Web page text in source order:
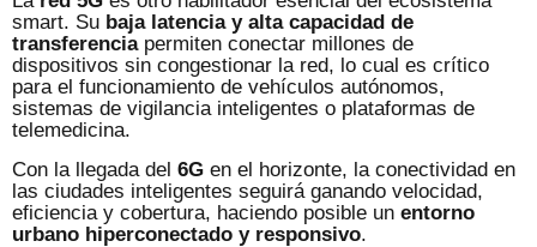
smart. Su baja latencia y alta capacidad de
transferenciapermiten conectar millones de
dispositivos sin congestionar la red, lo cual es crítico
para el funcionamiento de vehículos autónomos,
sistemas de vigilancia inteligentes o plataformas de
telemedicina.
Con la llegada del 6G en el horizonte, la conectividad en
las ciudades inteligentes seguirá ganando velocidad,
eficiencia y cobertura, haciendo posible un entorno
urbano hiperconectado y responsivo.